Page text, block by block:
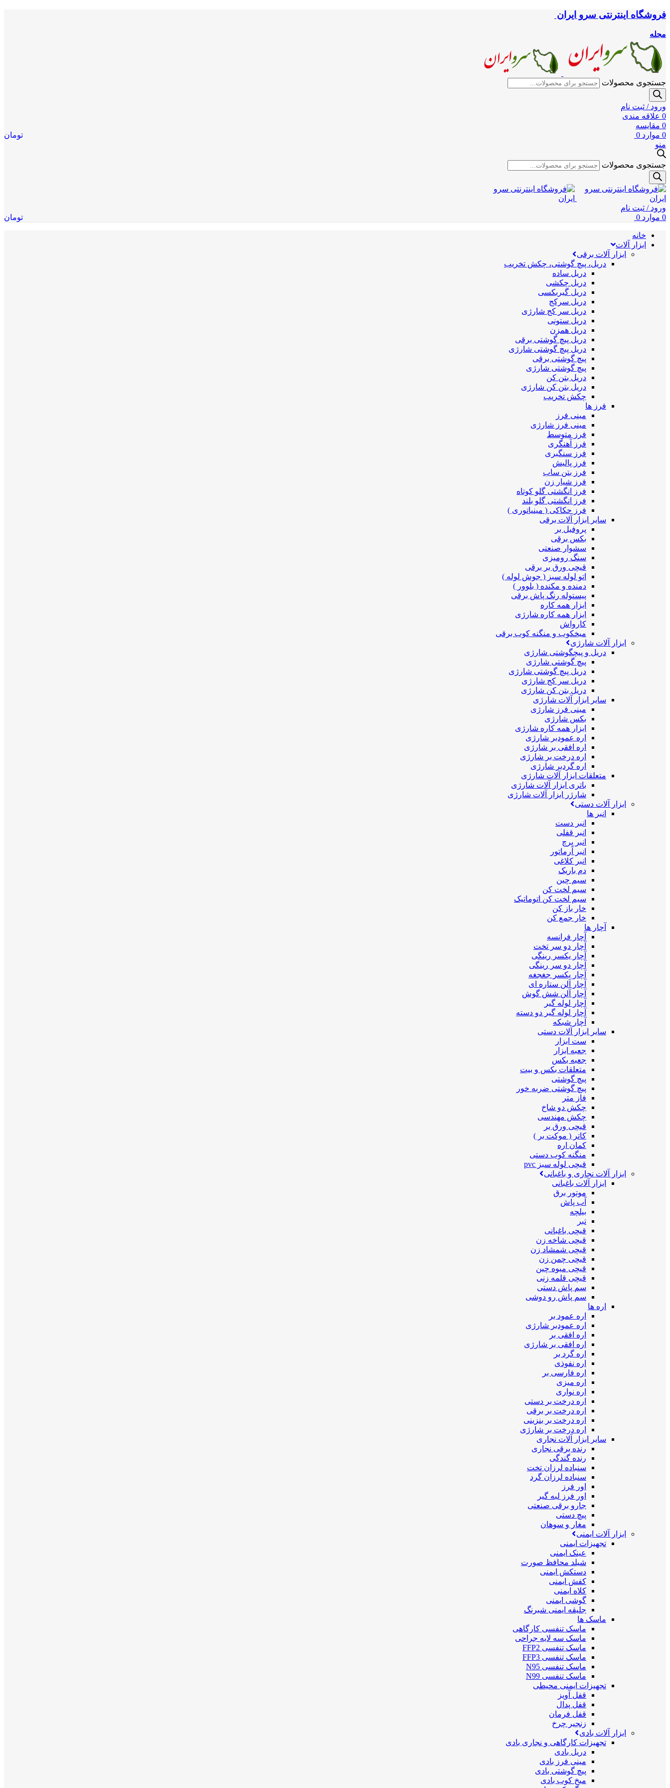
فروشگاه اینترنتی سرو ایران
مجله
جستجوی محصولات
ورود / ثبت نام
0 علاقه مندی
0 مقایسه
0 موارد 0
تومان
منو
جستجوی محصولات
ورود / ثبت نام
0 موارد 0 تومان
خانه
ابزار آلات
ابزار آلات برقی
دریل، پیچ گوشتی، چکش تخریب
دریل ساده
دریل چکشی
دریل گیربکسی
دریل سرکج
دریل سر کج شارژی
دریل ستونی
دریل همزن
دریل پیچ گوشتی برقی
دریل پیچ گوشتی شارژی
پیچ گوشتی برقی
پیچ گوشتی شارژی
دریل بتن کن
دریل بتن کن شارژی
چکش تخریب
فرز ها
مینی فرز
مینی فرز شارژی
فرز متوسط
فرز آهنگری
فرز سنگبری
فرز پالیش
فرز بتن ساب
فرز شیار زن
فرز انگشتی گلو کوتاه
فرز انگشتی گلو بلند
فرز حکاکی ( مینیاتوری )
سایر ابزار آلات برقی
پروفیل بر
بکس برقی
سشوار صنعتی
سنگ رومیزی
قیچی ورق بر برقی
اتو لوله سبز ( جوش لوله )
دمنده و مکنده ( بلوور )
پیستوله رنگ پاش برقی
ابزار همه کاره
ابزار همه کاره شارژی
کارواش
میخکوب و منگنه کوب برقی
ابزار آلات شارژی
دریل و پیچگوشتی شارژی
پیچ گوشتی شارژی
دریل پیچ گوشتی شارژی
دریل سر کج شارژی
دریل بتن کن شارژی
سایر ابزار آلات شارژی
مینی فرز شارژی
بکس شارژی
ابزار همه کاره شارژی
اره عمودبر شارژی
اره افقی بر شارژی
اره درخت بر شارژی
اره گردبر شارژی
متعلقات ابزار آلات شارژی
باتری ابزار آلات شارژی
شارژر ابزار آلات شارژی
ابزار آلات دستی
انبر ها
انبر دست
انبر قفلی
انبر پرچ
انبر آرماتور
انبر کلاغی
دم باریک
سیم چین
سیم لخت کن
سیم لخت کن اتوماتیک
خار باز کن
خار جمع کن
آچار ها
آچار فرانسه
آچار دو سر تخت
آچار یکسر رینگی
آچار دو سر رینگی
آچار یکسر جغجغه
آچار آلن ستاره ای
آچار آلن شش گوش
آچار لوله گیر
آچار لوله گیر دو دسته
آچار شبکه
سایر ابزار آلات دستی
ست ابزار
جعبه ابزار
جعبه بکس
متعلقات بکس و بیت
پیچ گوشتی
پیچ گوشتی ضربه خور
فاز متر
چکش دو شاخ
چکش مهندسی
قیچی ورق بر
کاتر ( موکت بر )
کمان اره
منگنه کوب دستی
قیچی لوله سبز pvc
ابزار آلات نجاری و باغبانی
ابزار آلات باغبانی
موتور برق
آب پاش
بیلچه
تبر
قیچی باغبانی
قیچی شاخه زن
قیچی شمشاد زن
قیچی چمن زن
قیچی میوه چین
قیچی قلمه زنی
سم پاش دستی
سم پاش رو دوشی
اره ها
اره عمود بر
اره عمودبر شارژی
اره افقی بر
اره افقی بر شارژی
اره گرد بر
اره نفوذی
اره فارسی بر
اره میزی
اره نواری
اره درخت بر دستی
اره درخت بر برقی
اره درخت بر بنزینی
اره درخت بر شارژی
سایر ابزار آلات نجاری
رنده برقی نجاری
رنده گندگی
سنباده لرزان تخت
سنباده لرزان گرد
اور فرز
اور فرز لبه گیر
جارو برقی صنعتی
پیچ دستی
مغار و سوهان
ابزار آلات ایمنی
تجهیزات ایمنی
عینک ایمنی
شیلد محافظ صورت
دستکش ایمنی
کفش ایمنی
کلاه ایمنی
گوشی ایمنی
جلیقه ایمنی شبرنگ
ماسک ها
ماسک تنفسی کارگاهی
ماسک سه لایه جراحی
ماسک تنفسی FFP2
ماسک تنفسی FFP3
ماسک تنفسی N95
ماسک تنفسی N99
تجهیزات ایمنی محیطی
قفل آویز
قفل پدال
قفل فرمان
زنجیر چرخ
ابزار آلات بادی
تجهیزات کارگاهی و نجاری بادی
دریل بادی
مینی فرز بادی
پیچ گوشتی بادی
میخ کوب بادی